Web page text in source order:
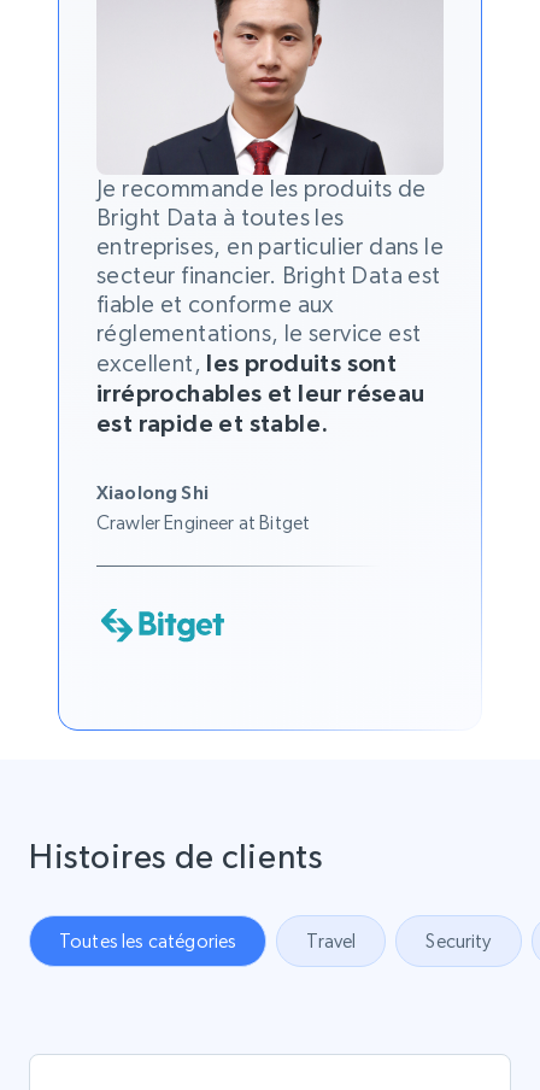
Je recommande les produits de
Bright Data à toutes les
entreprises, en particulier dans le
secteur financier. Bright Data est
fiable et conforme aux
réglementations, le service est
excellent, les produits sont
irréprochables et leur réseau
est rapide et stable.
Xiaolong Shi
Crawler Engineer at Bitget
Histoires de clients
Toutes les catégories Travel Security